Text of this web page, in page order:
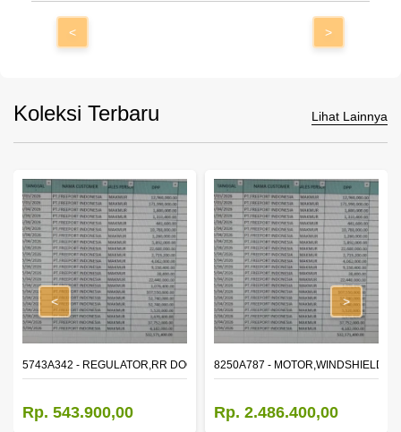
< >
Koleksi Terbaru Lihat Lainnya
WINDOW,LH
5743A342 - REGULATOR,RR DOOR WINDOW,RH
Rp. 543.900,00
8250A787 - MOTOR,WINDSHIELD
Rp. 2.486.400,00
< >